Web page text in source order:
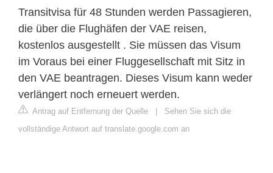
Transitvisa für 48 Stunden werden Passagieren,
die über die Flughäfen der VAE reisen,
kostenlos ausgestellt . Sie müssen das Visum
im Voraus bei einer Fluggesellschaft mit Sitz in
den VAE beantragen. Dieses Visum kann weder
verlängert noch erneuert werden.
Antrag auf Entfernung der Quelle
Sehen Sie sich die
vollständige Antwort auf translate.google.com an